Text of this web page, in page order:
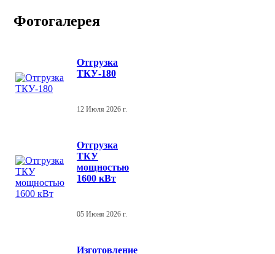
Фотогалерея
Отгрузка
ТКУ-180
12 Июля 2026 г.
Отгрузка
ТКУ
мощностью
1600 кВт
05 Июня 2026 г.
Изготовление